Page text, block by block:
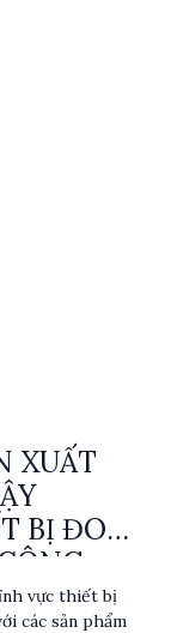
XUẤT
BỊ ĐO
vực thiết bị
các sản phẩm